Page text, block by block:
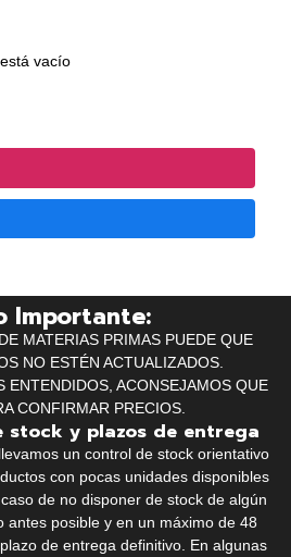
vacío
Importante:
MATERIAS PRIMAS PUEDE QUE
NO ESTÉN ACTUALIZADOS.
ENTENDIDOS, ACONSEJAMOS QUE
CONFIRMAR PRECIOS.
stock y plazos de entrega
un control de stock orientativo
con pocas unidades disponibles
de no disponer de stock de algún
antes posible y en un máximo de 48
de entrega definitivo. En algunas